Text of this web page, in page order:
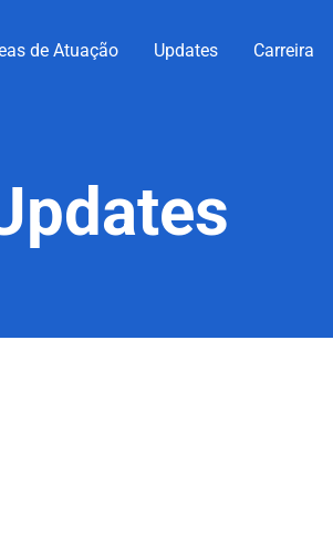
de Atuação Updates Carreira